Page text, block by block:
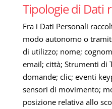
Tipologie di Dati
Fra i Dati Personali
modo autonomo o
di utilizzo; nome;
email; città; Strumenti di
domande; clic; eventi
sensori di movimento;
posizione relativa allo